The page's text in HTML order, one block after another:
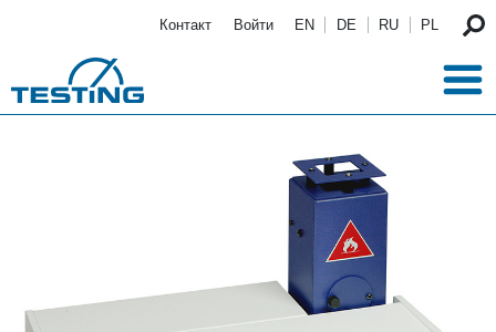
Контакт Войти EN DE RU PL